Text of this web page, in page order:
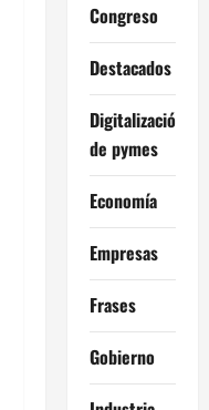
Congreso
Destacados
Digitalización
de pymes
Economía
Empresas
Frases
Gobierno